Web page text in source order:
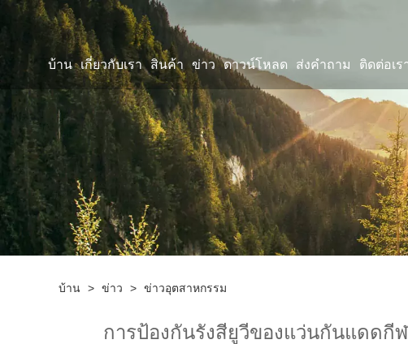
บ้าน เกี่ยวกับเรา สินค้า ข่าว ดาวน์โหลด ส่งคำถาม ติดต่อเร
บ้าน > ข่าว > ข่าวอุตสาหกรรม
การป้องกันรังสียูวีของแว่นกันแดดกี